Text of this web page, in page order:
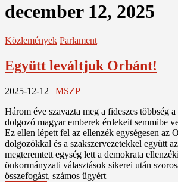
december 12, 2025
Közlemények Parlament
Együtt leváltjuk Orbánt!
2025-12-12 | MSZP
Három éve szavazta meg a fideszes többség a
dolgozó magyar emberek érdekeit semmibe
Ez ellen lépett fel az ellenzék egységesen az
dolgozókkal és a szakszervezetekkel együtt
megteremtett egység lett a demokrata
önkormányzati választások sikerei után
összefogást, számos ügyért